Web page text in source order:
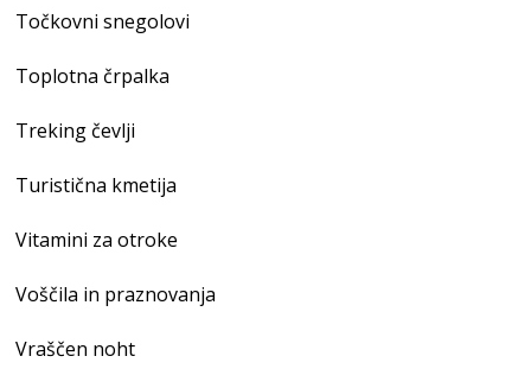
Točkovni snegolovi
Toplotna črpalka
Treking čevlji
Turistična kmetija
Vitamini za otroke
Voščila in praznovanja
Vraščen noht